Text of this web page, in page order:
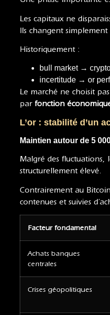
Les capitaux ne
Ils changent simplement
Historiquement :
bull market →
incertitude → or
Le marché ne choisit
par fonction
L’or : stabilité d’un
Maintien autour de 5
Malgré des fluctuations,
structurellement élevé.
Contrairement au
contenues et suivies
Facteur fondamental
Achats banques
centrales
Crises géopolitiques